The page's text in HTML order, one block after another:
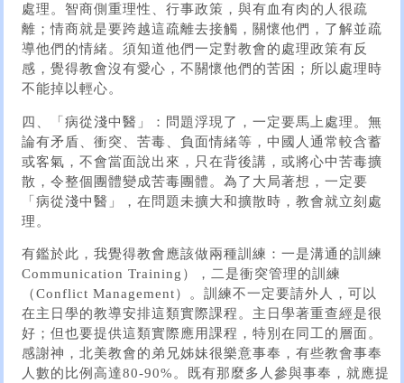
處理。智商側重理性、行事政策，與有血有肉的人很疏
離；情商就是要跨越這疏離去接觸，關懷他們，了解並疏
導他們的情緒。須知道他們一定對教會的處理政策有反
感，覺得教會沒有愛心，不關懷他們的苦困；所以處理時
不能掉以輕心。
四、「病從淺中醫」：問題浮現了，一定要馬上處理。無
論有矛盾、衝突、苦毒、負面情緒等，中國人通常較含蓄
或客氣，不會當面說出來，只在背後講，或將心中苦毒擴
散，令整個團體變成苦毒團體。為了大局著想，一定要
「病從淺中醫」，在問題未擴大和擴散時，教會就立刻處
理。
有鑑於此，我覺得教會應該做兩種訓練：一是溝通的訓練
Communication Training），二是衝突管理的訓練
（Conflict Management）。訓練不一定要請外人，可以
在主日學的教導安排這類實際課程。主日學著重查經是很
好；但也要提供這類實際應用課程，特別在同工的層面。
感謝神，北美教會的弟兄姊妹很樂意事奉，有些教會事奉
人數的比例高達80-90%。既有那麼多人參與事奉，就應提